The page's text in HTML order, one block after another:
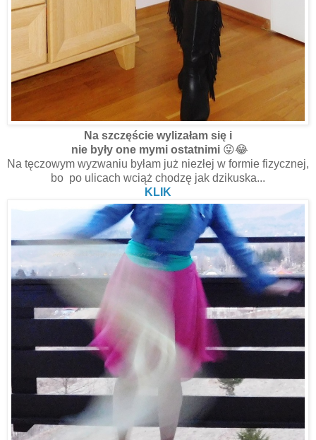
Na szczęście wylizałam się i
nie były one mymi ostatnimi 😜😂
Na tęczowym wyzwaniu byłam już niezłej w formie fizycznej,
bo po ulicach wciąż chodzę jak dzikuska...
KLIK